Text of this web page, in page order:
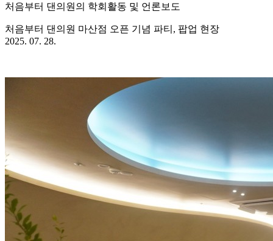
처음부터 댄의원의 학회활동 및 언론보도
처음부터 댄의원 마산점 오픈 기념 파티, 팝업 현장
2025. 07. 28.